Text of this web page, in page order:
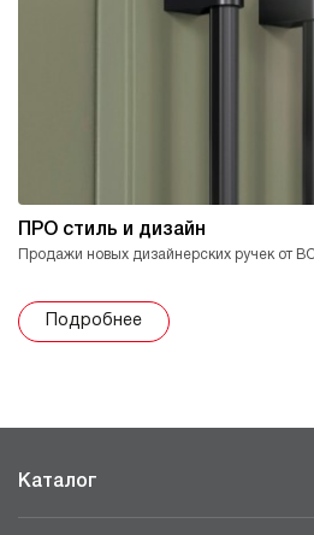
ПРО стиль и дизайн
Продажи новых дизайнерских ручек от
Подробнее
Каталог